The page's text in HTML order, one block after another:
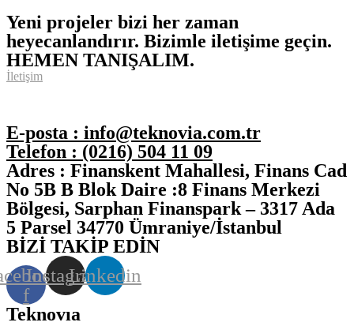
Yeni projeler bizi her zaman
heyecanlandırır. Bizimle iletişime geçin.
HEMEN TANIŞALIM.
İletişim
E-posta : info@teknovia.com.tr
Telefon : (0216) 504 11 09
Adres : Finanskent Mahallesi, Finans Cad
No 5B B Blok Daire :8 Finans Merkezi
Bölgesi, Sarphan Finanspark – 3317 Ada
5 Parsel 34770 Ümraniye/İstanbul
BİZİ TAKİP EDİN
f
InstagramLinkedin
Teknovıa